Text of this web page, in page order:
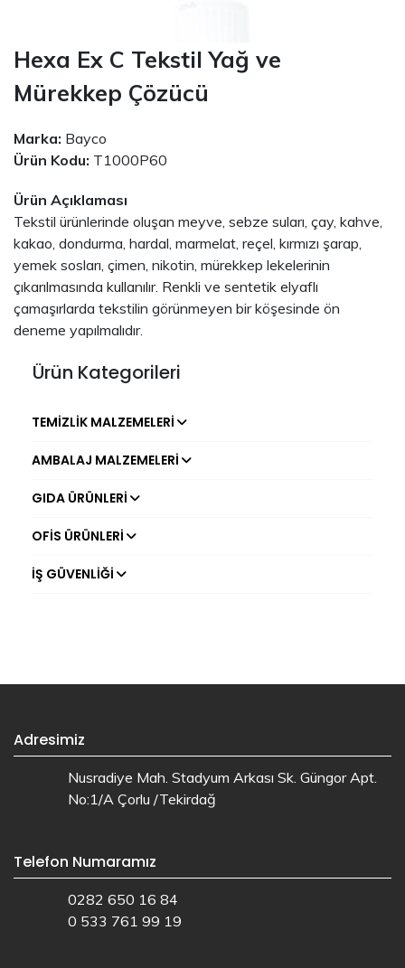
Ürün Kategorileri
TEMIZLIK MALZEMELERI
AMBALAJ MALZEMELERI
GIDA ÜRÜNLERI
OFIS ÜRÜNLERI
İŞ GÜVENLIĞI
Hexa Ex C Tekstil Yağ ve
Mürekkep Çözücü
Marka: Bayco
Ürün Kodu: T1000P60
Ürün Açıklaması
Tekstil ürünlerinde oluşan meyve, sebze suları, çay, kahve,
kakao, dondurma, hardal, marmelat, reçel, kırmızı şarap,
yemek sosları, çimen, nikotin, mürekkep lekelerinin
çıkarılmasında kullanılır. Renkli ve sentetik elyaflı
çamaşırlarda tekstilin görünmeyen bir köşesinde ön
deneme yapılmalıdır.
Adresimiz
Nusradiye Mah. Stadyum Arkası Sk. Güngor Apt.
No:1/A Çorlu /Tekirdağ
Telefon Numaramız
0282 650 16 84
0 533 761 99 19